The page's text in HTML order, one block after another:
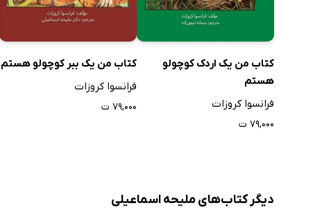
کتاب من یک اردک کوچولو
هستم
فرانسوا کروزات
۷۹,۰۰۰ ت
کتاب من یک ببر کوچولو هستم
فرانسوا کروزات
۷۹,۰۰۰ ت
دیگر کتاب‌های ملیحه اسماعیلی